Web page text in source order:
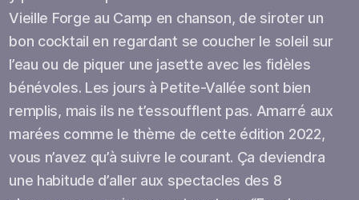
Vieille Forge au Camp en chanson, de siroter un
bon cocktail en regardant se coucher le soleil sur
l’eau ou de piquer une jasette avec les fidèles
bénévoles. Les jours à Petite-Vallée sont bien
remplis, mais ils ne t’essoufflent pas. Amarré aux
marées comme le thème de cette édition 2022,
vous n’avez qu’à suivre le courant. Ça deviendra
une habitude d’aller aux spectacles des 8